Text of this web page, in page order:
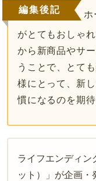
編集後記
ホ
がとてもおしゃ
から新商品やサ
うことで、とて
様にとって、新
慣になるのを期待
ライフエンディン
ット）」が企画・